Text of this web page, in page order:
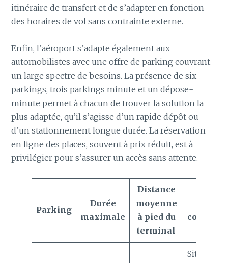
itinéraire de transfert et de s’adapter en fonction
des horaires de vol sans contrainte externe.
Enfin, l’aéroport s’adapte également aux
automobilistes avec une offre de parking couvrant
un large spectre de besoins. La présence de six
parkings, trois parkings minute et un dépose-
minute permet à chacun de trouver la solution la
plus adaptée, qu’il s’agisse d’un rapide dépôt ou
d’un stationnement longue durée. La réservation
en ligne des places, souvent à prix réduit, est à
privilégier pour s’assurer un accès sans attente.
Parking
Durée
maximale
Distance
moyenne
à pied du
terminal
Situé